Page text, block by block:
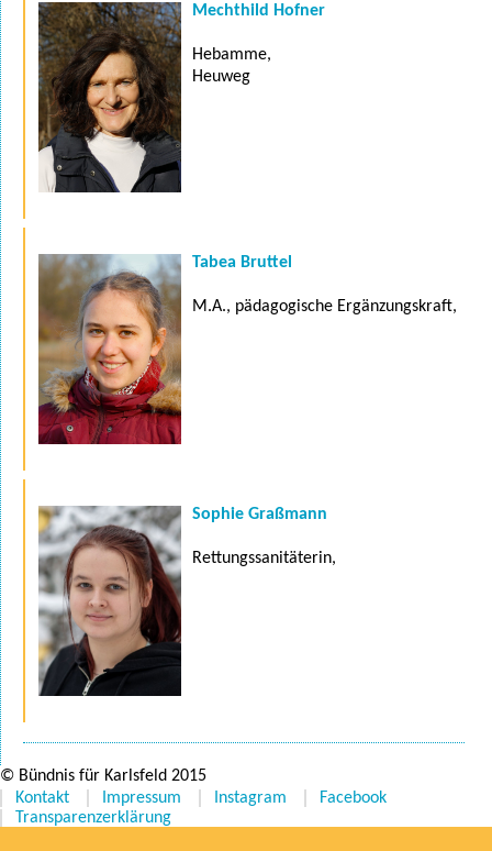
Mechthild Hofner
Hebamme,
Heuweg
Tabea Bruttel
M.A., pädagogische Ergänzungskraft,
Sophie Graßmann
Rettungssanitäterin,
© Bündnis für Karlsfeld 2015
Kontakt
Impressum Instagram
Facebook
Transparenzerklärung